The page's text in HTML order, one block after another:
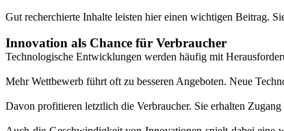
Gut recherchierte Inhalte leisten hier einen wichtigen Beitrag.
Innovation als Chance für Verbraucher
Technologische Entwicklungen werden häufig mit
Mehr Wettbewerb führt oft zu besseren Angeboten. Neue
Davon profitieren letztlich die Verbraucher. Sie erhalten